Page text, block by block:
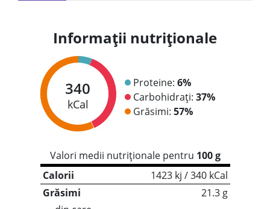
Informații nutriționale
340
kCal
Proteine: 6%
Carbohidrați: 37%
Grăsimi: 57%
Valori medii nutriționale pentru 100 g
Calorii
1423 kj / 340 kCal
Grăsimi
21.3 g